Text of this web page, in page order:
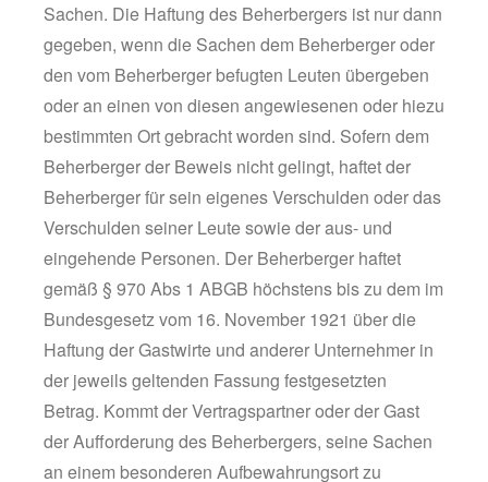
Sachen. Die Haftung des Beherbergers ist nur dann
gegeben, wenn die Sachen dem Beherberger oder
den vom Beherberger befugten Leuten übergeben
oder an einen von diesen angewiesenen oder hiezu
bestimmten Ort gebracht worden sind. Sofern dem
Beherberger der Beweis nicht gelingt, haftet der
Beherberger für sein eigenes Verschulden oder das
Verschulden seiner Leute sowie der aus- und
eingehende Personen. Der Beherberger haftet
gemäß § 970 Abs 1 ABGB höchstens bis zu dem im
Bundesgesetz vom 16. November 1921 über die
Haftung der Gastwirte und anderer Unternehmer in
der jeweils geltenden Fassung festgesetzten
Betrag. Kommt der Vertragspartner oder der Gast
der Aufforderung des Beherbergers, seine Sachen
an einem besonderen Aufbewahrungsort zu